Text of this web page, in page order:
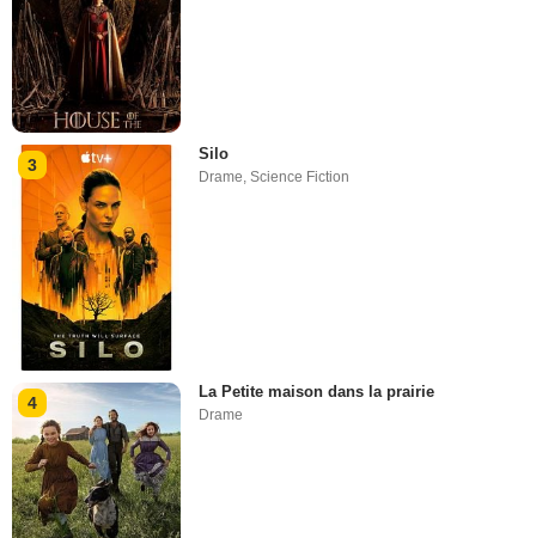
3
Silo
Drame,Science Fiction
4
La Petite maison dans la prairie
Drame